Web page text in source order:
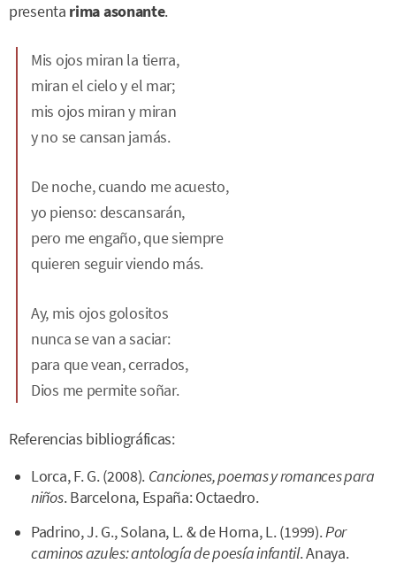
presenta rima asonante.
Mis ojos miran la tierra,
miran el cielo y el mar;
mis ojos miran y miran
y no se cansan jamás.
De noche, cuando me acuesto,
yo pienso: descansarán,
pero me engaño, que siempre
quieren seguir viendo más.
Ay, mis ojos golositos
nunca se van a saciar:
para que vean, cerrados,
Dios me permite soñar.
Referencias bibliográficas:
Lorca, F. G. (2008). Canciones, poemas y romances para
niños. Barcelona, España: Octaedro.
Padrino, J. G., Solana, L. & de Horna, L. (1999).Por
caminos azules: antología de poesía infantil. Anaya.